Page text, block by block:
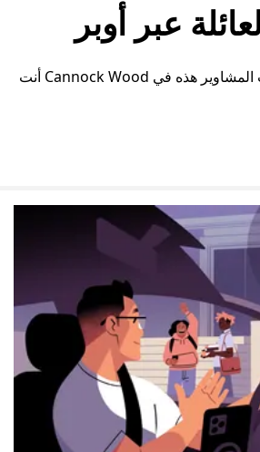
عبر أوبر
سواء كنت بحاجة إلى مساحة إضافية أو ترتيبات خاصة، ستساعدك خيارات المشاوير هذه في Cannock Wood أنت